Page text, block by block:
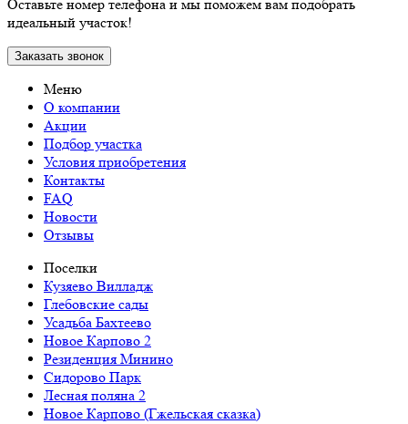
Оставьте номер телефона и мы поможем вам подобрать
идеальный участок!
Заказать звонок
Меню
О компании
Акции
Подбор участка
Условия приобретения
Контакты
FAQ
Новости
Отзывы
Поселки
Кузяево Вилладж
Глебовские сады
Усадьба Бахтеево
Новое Карпово 2
Резиденция Минино
Сидорово Парк
Лесная поляна 2
Новое Карпово (Гжельская сказка)